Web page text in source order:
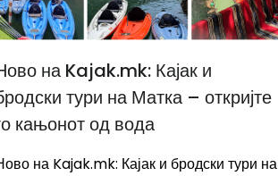
на Kajak.mk: Кајак и
тури на Матка – откријте
кањонот од вода
на Kajak.mk: Кајак и бродски тури на